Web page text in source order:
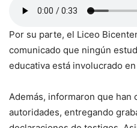
Por su parte, el Liceo
comunicado que ningún
educativa está involucrado
Además, informaron que han
autoridades, entregando